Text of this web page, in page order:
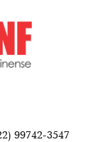
99742-3547